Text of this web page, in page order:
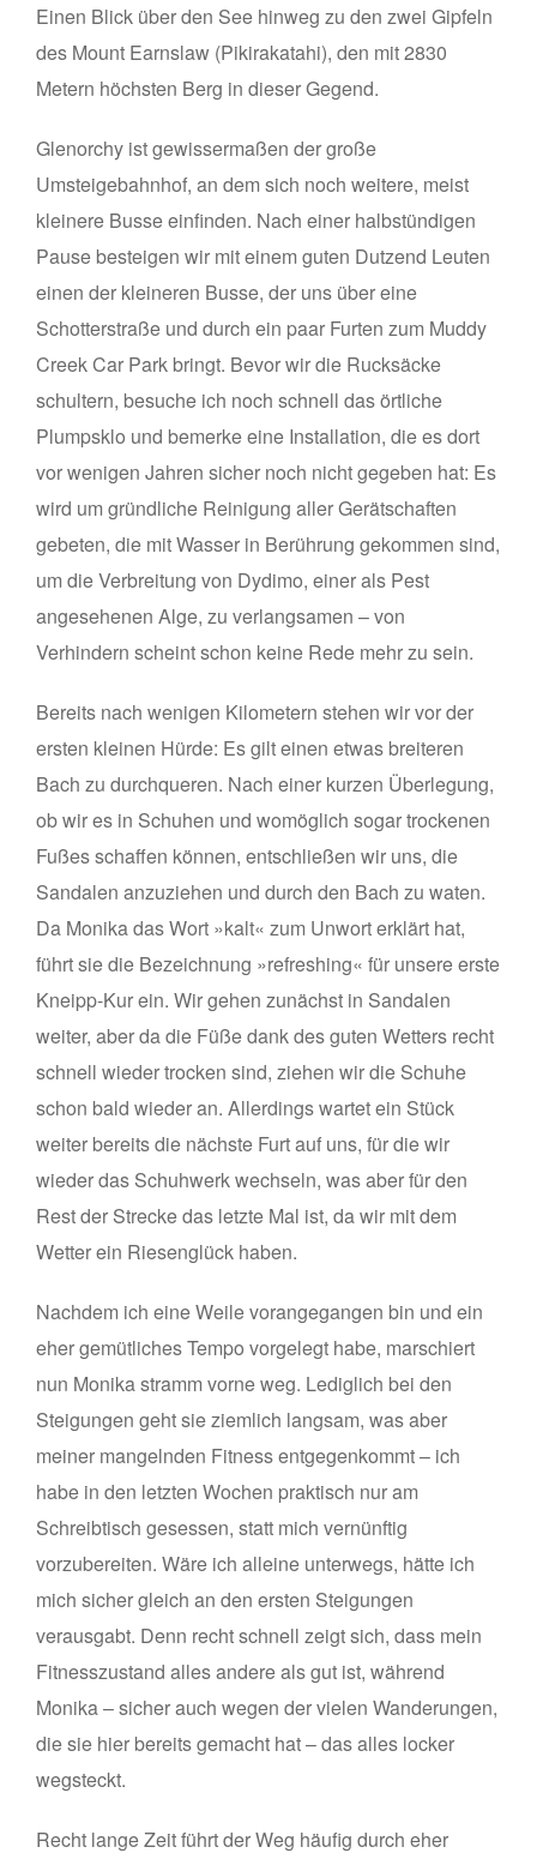
Einen Blick über den See hinweg zu den zwei Gipfeln
des Mount Earnslaw (Pikirakatahi), den mit 2830
Metern höchsten Berg in dieser Gegend.
Glenorchy ist gewissermaßen der große
Umsteigebahnhof, an dem sich noch weitere, meist
kleinere Busse einfinden. Nach einer halbstündigen
Pause besteigen wir mit einem guten Dutzend Leuten
einen der kleineren Busse, der uns über eine
Schotterstraße und durch ein paar Furten zum Muddy
Creek Car Park bringt. Bevor wir die Rucksäcke
schultern, besuche ich noch schnell das örtliche
Plumpsklo und bemerke eine Installation, die es dort
vor wenigen Jahren sicher noch nicht gegeben hat: Es
wird um gründliche Reinigung aller Gerätschaften
gebeten, die mit Wasser in Berührung gekommen sind,
um die Verbreitung von Dydimo, einer als Pest
angesehenen Alge, zu verlangsamen – von
Verhindern scheint schon keine Rede mehr zu sein.
Bereits nach wenigen Kilometern stehen wir vor der
ersten kleinen Hürde: Es gilt einen etwas breiteren
Bach zu durchqueren. Nach einer kurzen Überlegung,
ob wir es in Schuhen und womöglich sogar trockenen
Fußes schaffen können, entschließen wir uns, die
Sandalen anzuziehen und durch den Bach zu waten.
Da Monika das Wort »kalt« zum Unwort erklärt hat,
führt sie die Bezeichnung »refreshing« für unsere erste
Kneipp-Kur ein. Wir gehen zunächst in Sandalen
weiter, aber da die Füße dank des guten Wetters recht
schnell wieder trocken sind, ziehen wir die Schuhe
schon bald wieder an. Allerdings wartet ein Stück
weiter bereits die nächste Furt auf uns, für die wir
wieder das Schuhwerk wechseln, was aber für den
Rest der Strecke das letzte Mal ist, da wir mit dem
Wetter ein Riesenglück haben.
Nachdem ich eine Weile vorangegangen bin und ein
eher gemütliches Tempo vorgelegt habe, marschiert
nun Monika stramm vorne weg. Lediglich bei den
Steigungen geht sie ziemlich langsam, was aber
meiner mangelnden Fitness entgegenkommt – ich
habe in den letzten Wochen praktisch nur am
Schreibtisch gesessen, statt mich vernünftig
vorzubereiten. Wäre ich alleine unterwegs, hätte ich
mich sicher gleich an den ersten Steigungen
verausgabt. Denn recht schnell zeigt sich, dass mein
Fitnesszustand alles andere als gut ist, während
Monika – sicher auch wegen der vielen Wanderungen,
die sie hier bereits gemacht hat – das alles locker
wegsteckt.
Recht lange Zeit führt der Weg häufig durch eher